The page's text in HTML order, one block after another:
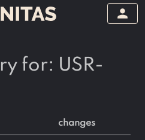
person
changes